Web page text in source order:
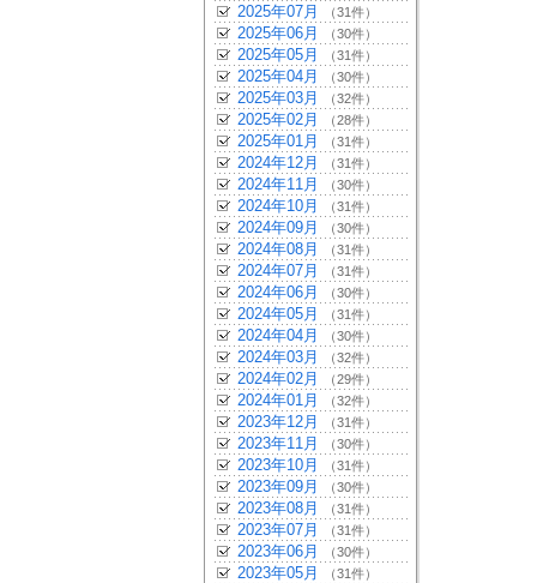
2025年07月 （31件）
2025年06月 （30件）
2025年05月 （31件）
2025年04月 （30件）
2025年03月 （32件）
2025年02月 （28件）
2025年01月 （31件）
2024年12月 （31件）
2024年11月 （30件）
2024年10月 （31件）
2024年09月 （30件）
2024年08月 （31件）
2024年07月 （31件）
2024年06月 （30件）
2024年05月 （31件）
2024年04月 （30件）
2024年03月 （32件）
2024年02月 （29件）
2024年01月 （32件）
2023年12月 （31件）
2023年11月 （30件）
2023年10月 （31件）
2023年09月 （30件）
2023年08月 （31件）
2023年07月 （31件）
2023年06月 （30件）
2023年05月 （31件）